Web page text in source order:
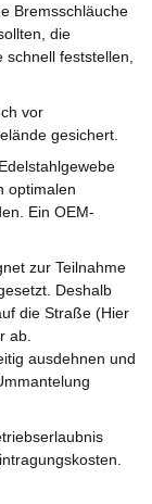
Bremsschläuche
die
feststellen,
vor
gesichert.
optimalen
Ein OEM-
zur Teilnahme
Deshalb
die Straße (Hier
ab.
ausdehnen und